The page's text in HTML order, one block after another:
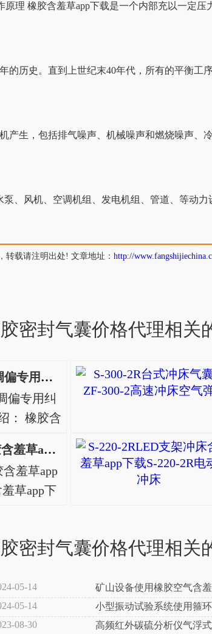
理 橡胶含羞草app下载是一个内部充以一定压
。直到上世纪末40年代，所有的平衡
包括排气噪声、机械噪声和燃烧噪声、冷却
、风机、空调机组、发电机组、管道
载请注明出处! 文章地址： http://
密封气囊价格代理相关
HF150/076-2橡胶气囊 调偏专用纠偏气囊
偏专用纠
： 橡胶含
气囊、
囊、橡
、皮老..
HF215/120-1法兰式橡胶含羞草app下载，纠偏气囊
羞草app
羞草app下
橡胶含羞草
密封气囊价格代理相关
05-14 矿山设备使用橡胶空气含
05-14 小型振动试验系统使用箍
08-30 高频红外碳硫分析仪气浮